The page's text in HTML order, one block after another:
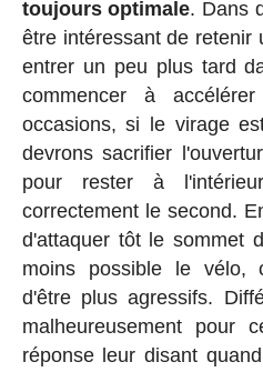
toujours optimale. Dans
être intéressant de retenir
entrer un peu plus tard
commencer à
occasions, si le virage
devrons sacrifier
pour rester à
correctement le second.
d'attaquer tôt le sommet
moins possible le vélo,
d'être plus agressifs.
malheureusement pour
réponse leur disant